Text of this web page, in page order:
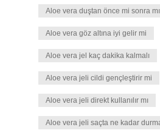
Aloe vera duştan önce mi sonra mı
Aloe vera göz altına iyi gelir mi
Aloe vera jel kaç dakika kalmalı
Aloe vera jeli cildi gençleştirir mi
Aloe vera jeli direkt kullanılır mı
Aloe vera jeli saçta ne kadar